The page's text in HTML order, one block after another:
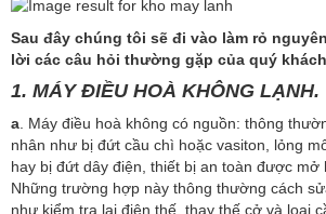
Sau đây chúng tôi sẽ đi vào làm rỏ
lời các câu hỏi thường gặp của quý
1. MÁY ĐIỀU HOÀ KHÔNG LẠNH.
a. Máy điều hoà không có nguồn: thông
nhân như bị đứt cầu chì hoặc vasiton, lỏng
hay bị đứt dây điện, thiết bị an toàn được mở
Những trường hợp này thông thường cách
như kiểm tra lại điện thế, thay thế cở và loại